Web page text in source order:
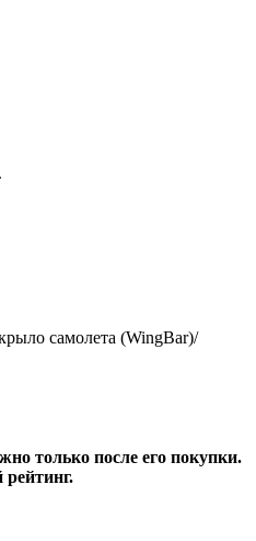
самолета (WingBar)/
только после его покупки.